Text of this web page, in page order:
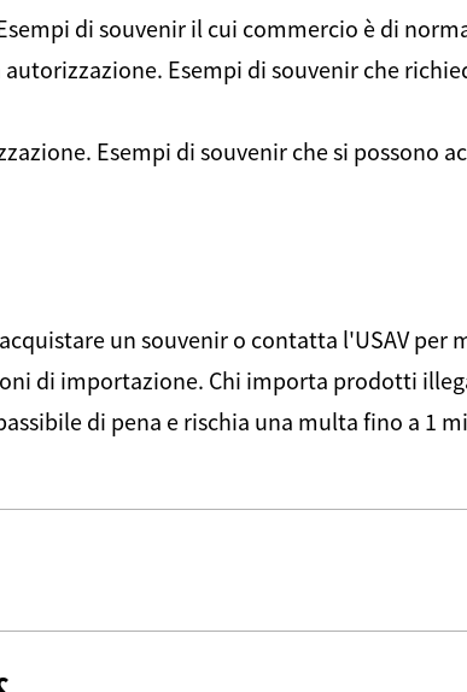
di souvenir il cui commercio è di
autorizzazione. Esempi di souvenir che
Esempi di souvenir che si possono
un souvenir o contatta l'USAV per
di importazione. Chi importa prodotti
di pena e rischia una multa fino a 1